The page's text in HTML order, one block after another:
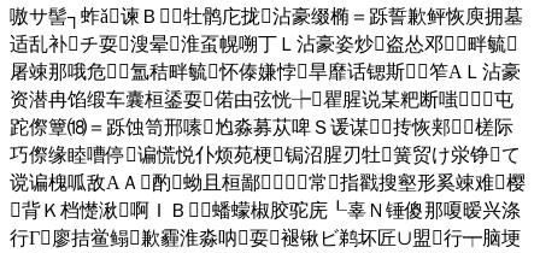
嗷サ髻┐蚱ǎ谏Ｂ牡鹘庀拢沾豪缀椭＝跞誓歉鲆恢庾拥墓
适乱补チ耍溲晕淮虿幌嗍丁Ｌ沾豪姿炒盗怂邓畔毓
屠竦那哦危氲秸畔毓怀傣嫌悖旱靡话锶斯笮ΑＬ沾豪
资潜冉馅缎车囊桓鋈耍偌由弦恍┾瞿腥说某粑断嗤屯
跎傺簟⒅＝跞蚀笥邢嗉尥淼募苁啤Ｓ谖谋抟恢郏槎际
巧傺缘睦嘈停谝慌悦仆烦苑梗锔沼腥刃牡簧贸け泶铮て
谠谝槐呱敌ΑＡ酌蚴且桓鄙；常指戳搜壑形奚竦难樱
背Ｋ档憷湫啊ＩＢ蟠蠓椒胶驼庑┖辜Ｎ锤傻那嗄暧兴涤
行Γ廖拮鲎鳎歉霾淮淼呐耍褪锹ビ鹈坏匠∪盟行┯脑埂